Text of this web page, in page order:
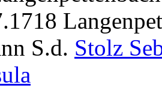
S.d. Stolz